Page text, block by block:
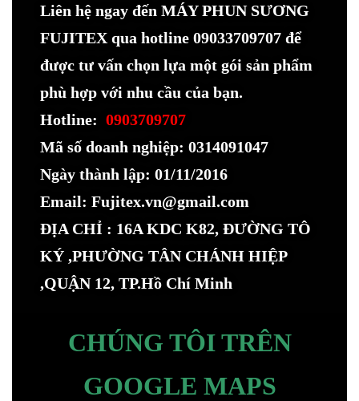
Liên hệ ngay đến MÁY PHUN SƯƠNG
FUJITEX qua hotline 09033709707 để
được tư vấn chọn lựa một gói sản phẩm
phù hợp với nhu cầu của bạn.
Hotline: 0903709707
Mã số doanh nghiệp: 0314091047
Ngày thành lập: 01/11/2016
Email: Fujitex.vn@gmail.com
ĐỊA CHỈ : 16A KDC K82, ĐƯỜNG TÔ
KÝ ,PHƯỜNG TÂN CHÁNH HIỆP
,QUẬN 12, TP.Hồ Chí Minh
CHÚNG TÔI TRÊN
GOOGLE MAPS